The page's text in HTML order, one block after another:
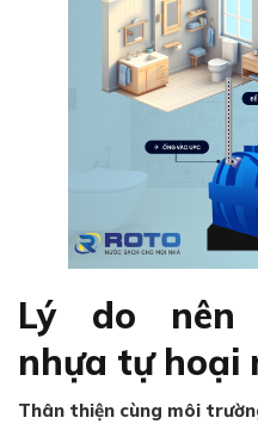
Lý do
nhựa tự hoại
Thân thiện cùng môi